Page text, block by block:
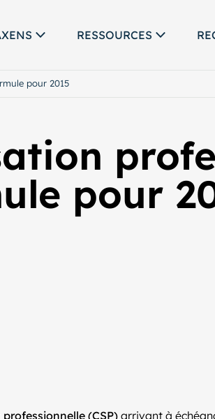
RESSOURCES
pour 2015
pour
(CSP) arrivant à